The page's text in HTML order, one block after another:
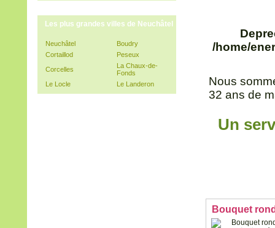
Les plus grandes villes de Neuchâtel
Neuchâtel
Boudry
Cortaillod
Peseux
Corcelles
La Chaux-de-
Fonds
Le Locle
Le Landeron
/home/
Nous
32 ans de
Un
Bouquet